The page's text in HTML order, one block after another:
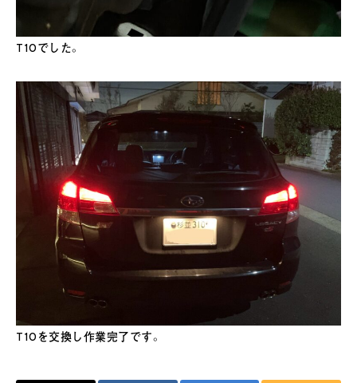
T10でした。
T10を交換し作業完了です。